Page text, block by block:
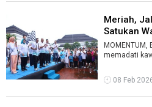
Meriah,
Satukan
Sera ...
memadati
...
08 Feb